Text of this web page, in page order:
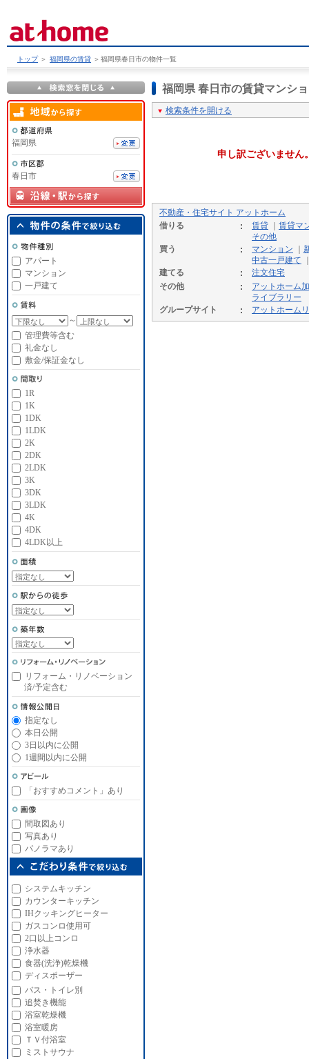
トップ ＞ 福岡県の賃貸 ＞ 福岡県春日市の物件一覧
福岡県 春日市の賃貸マンシ
検索条件を開ける
申し訳ございません
不動産・住宅サイト アットホーム
借りる
賃貸
賃貸マ
その他
買う
マンション
中古一戸建て
建てる
注文住宅
その他
アットホーム
ライブラリー
グループサイト
アットホーム
福岡県
春日市
アパート
マンション
一戸建て
～
管理費等含む
礼金なし
敷金/保証金なし
1R
1K
1DK
1LDK
2K
2DK
2LDK
3K
3DK
3LDK
4K
4DK
4LDK以上
リフォーム・リノベーション
済/予定含む
指定なし
本日公開
3日以内に公開
1週間以内に公開
「おすすめコメント」あり
間取図あり
写真あり
パノラマあり
システムキッチン
カウンターキッチン
IHクッキングヒーター
ガスコンロ使用可
2口以上コンロ
浄水器
食器(洗浄)乾燥機
ディスポーザー
バス・トイレ別
追焚き機能
浴室乾燥機
浴室暖房
ＴＶ付浴室
ミストサウナ